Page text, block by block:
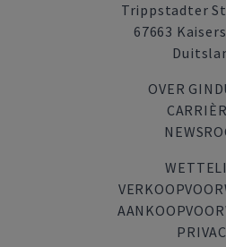
Trippstadter
67663
OVER